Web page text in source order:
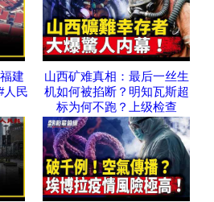
建
人民
山西矿难真相：最后一丝生
机如何被掐断？明知瓦斯超
标为何不跑？上级检查